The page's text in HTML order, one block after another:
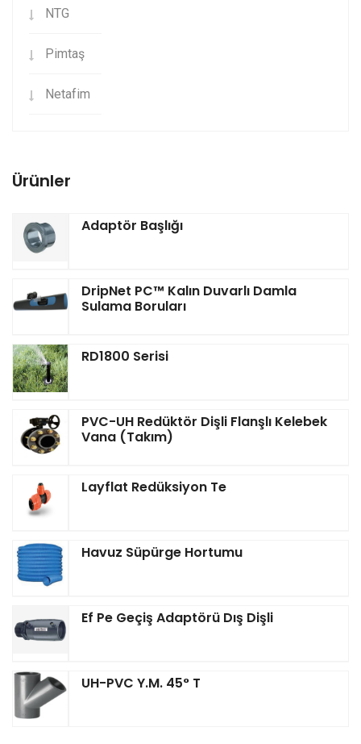
NTG
Pimtaş
Netafim
Ürünler
Adaptör Başlığı
DripNet PC™ Kalın Duvarlı Damla
Sulama Boruları
RD1800 Serisi
PVC-UH Redüktör Dişli Flanşlı Kelebek
Vana (Takım)
Layflat Redüksiyon Te
Havuz Süpürge Hortumu
Ef Pe Geçiş Adaptörü Dış Dişli
UH-PVC Y.M. 45° T